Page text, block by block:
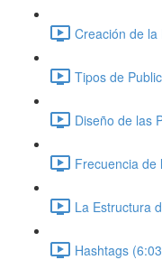
Creación de
Tipos de
Diseño de las
Frecuencia de
La Estructura
Hashtags